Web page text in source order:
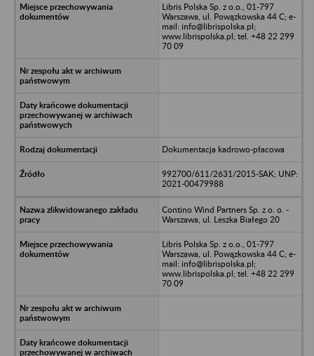
Libris Polska Sp. z o.o., 01-797
Warszawa, ul. Powązkowska 44 C; e-
mail: info@librispolska.pl;
www.librispolska.pl; tel. +48 22 299
70 09
Dokumentacja kadrowo-płacowa
992700/611/2631/2015-SAK; UNP:
2021-00479988
Contino Wind Partners Sp. z o. o. -
Warszawa, ul. Leszka Białego 20
Libris Polska Sp. z o.o., 01-797
Warszawa, ul. Powązkowska 44 C; e-
mail: info@librispolska.pl;
www.librispolska.pl; tel. +48 22 299
70 09